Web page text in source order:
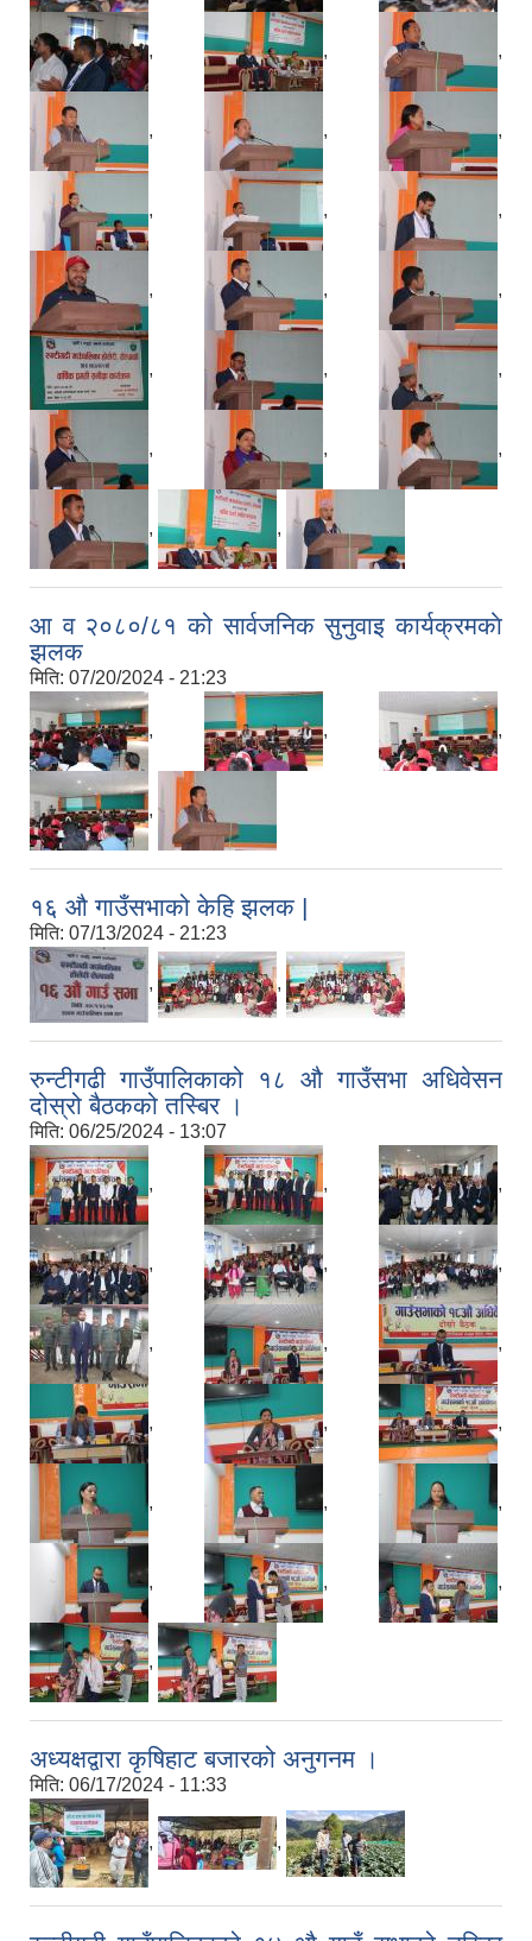
, , ,
, , ,
, , ,
, , ,
, , ,
, , ,
, ,
आ व २०८०/८१ को सार्वजनिक सुनुवाइ कार्यक्रमकाे
झलक
मिति: 07/20/2024 - 21:23
, , ,
,
१६ औ गाउँसभाको केहि झलक |
मिति: 07/13/2024 - 21:23
, ,
रुन्टीगढी गाउँपालिकाको १८ औ गाउँसभा अधिवेसन
दोस्रो बैठकको तस्बिर ।
मिति: 06/25/2024 - 13:07
, , ,
, , ,
, , ,
, , ,
, , ,
, , ,
,
अध्यक्षद्वारा कृषिहाट बजारको अनुगनम ।
मिति: 06/17/2024 - 11:33
, ,